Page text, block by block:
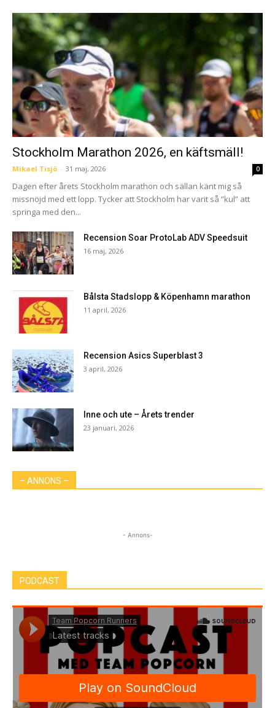
Stockholm Marathon 2026, en käftsmäll!
Mikael Tisjö - 31 maj, 2026 0
Dagen efter årets Stockholm marathon och sällan känt mig så
missnöjd med ett lopp. Tycker att Stockholm har varit så ”kul” att
springa med den...
Recension Soar ProtoLab ADV Speedsuit
16 maj, 2026
Bålsta Stadslopp & Köpenhamn marathon
11 april, 2026
Recension Asics Superblast 3
3 april, 2026
Inne och ute – Årets trender
23 januari, 2026
– ANNONS –
- Annons-
PODCAST